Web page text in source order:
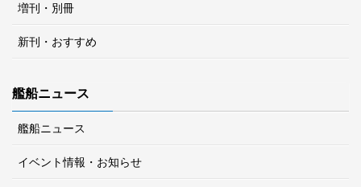
増刊・別冊
新刊・おすすめ
艦船ニュース
艦船ニュース
イベント情報・お知らせ